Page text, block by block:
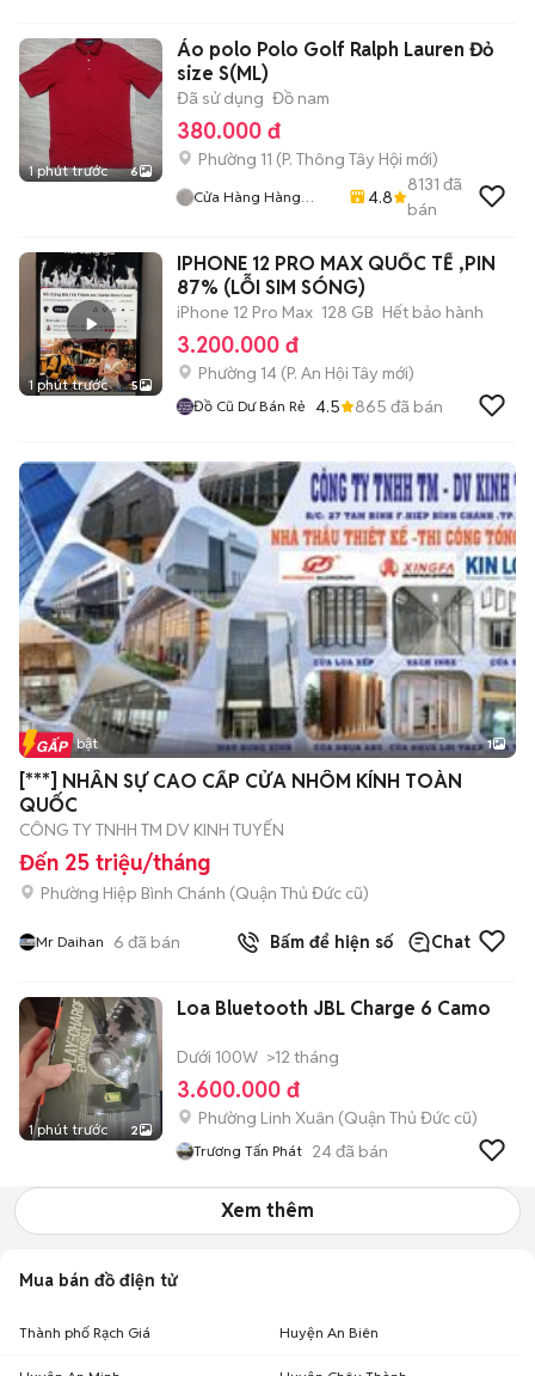
1 phút trước 6
Áo polo Polo Golf Ralph Lauren Đỏ
size S(ML)
Đã sử dụng Đồ nam
380.000 đ
Phường 11 (P. Thông Tây Hội mới)
Cửa Hàng Hàng
4.8
8131 đã
bán
1 phút trước 5
IPHONE 12 PRO MAX QUỐC TẾ ,PIN
87% (LỖI SIM SÓNG)
iPhone 12 Pro Max 128 GB Hết bảo hành
3.200.000 đ
Phường 14 (P. An Hội Tây mới)
Đồ Cũ Dư Bán Rẻ 4.5 865 đã bán
Tin nổi bật 1
[***] NHÂN SỰ CAO CẤP CỬA NHÔM KÍNH TOÀN
QUỐC
CÔNG TY TNHH TM DV KINH TUYẾN
Đến 25 triệu/tháng
Phường Hiệp Bình Chánh (Quận Thủ Đức cũ)
Mr Daihan 6 đã bán Bấm để hiện số Chat
1 phút trước 2
Loa Bluetooth JBL Charge 6 Camo
Dưới 100W >12 tháng
3.600.000 đ
Phường Linh Xuân (Quận Thủ Đức cũ)
Trương Tấn Phát 24đã bán
Xem thêm
Mua bán đồ điện tử
Thành phố Rạch Giá Huyện An Biên